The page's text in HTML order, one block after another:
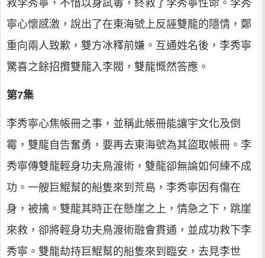
救李秀寧，不惜以身試毒，終救了李秀寧性命。李秀
寧心懷感激，說出了在東海號上反誣雙龍的隱情，鄭
重向兩人致歉，雙方冰釋前嫌。互通姓名後，李秀寧
驚喜之餘招攬雙龍入李閥，雙龍慨然答應。
第7集
李秀寧心焦帳冊之事，並稱此帳冊能讓宇文化及倒
霉，雙龍自告奮勇，要再去東海號為其盜取帳冊。李
秀寧傳雙龍輕身功夫鳥渡術，雙龍卻無論如何練不成
功。一艘巨鯤幫的船隻來到荒島，李秀寧因有傷在
身，被擒。雙龍其時正在懸崖之上，情急之下，跳崖
來救，卻將輕身功夫鳥渡術融會貫通，並成功救下李
秀寧。雙龍劫持巨鯤幫的船隻來到臨安，去見李世